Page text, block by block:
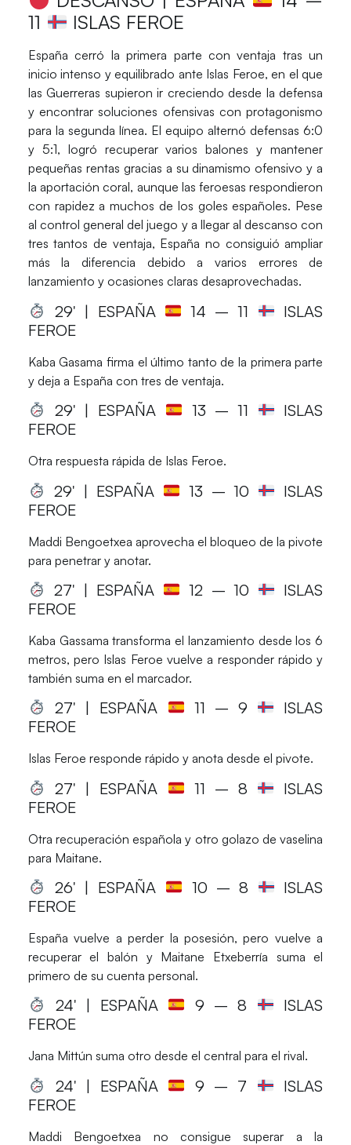
11
ISLAS FEROE
España cerró la primera parte con ventaja tras un
inicio intenso y equilibrado ante Islas Feroe, en el que
las Guerreras supieron ir creciendo desde la defensa
y encontrar soluciones ofensivas con protagonismo
para la segunda línea. El equipo alternó defensas 6:0
y 5:1, logró recuperar varios balones y mantener
pequeñas rentas gracias a su dinamismo ofensivo y a
la aportación coral, aunque las feroesas respondieron
con rapidez a muchos de los goles españoles. Pese
al control general del juego y a llegar al descanso con
tres tantos de ventaja, España no consiguió ampliar
más la diferencia debido a varios errores de
lanzamiento y ocasiones claras desaprovechadas.
29′ | ESPAÑA 14 – 11
ISLAS
FEROE
Kaba Gasama firma el último tanto de la primera parte
y deja a España con tres de ventaja.
29′ | ESPAÑA 13 – 11
ISLAS
FEROE
Otra respuesta rápida de Islas Feroe.
29′ | ESPAÑA 13 – 10
ISLAS
FEROE
Maddi Bengoetxea aprovecha el bloqueo de la pivote
para penetrar y anotar.
27′ | ESPAÑA 12 – 10
ISLAS
FEROE
Kaba Gassama transforma el lanzamiento desde los 6
metros, pero Islas Feroe vuelve a responder rápido y
también suma en el marcador.
27′ | ESPAÑA 11 – 9
ISLAS
FEROE
Islas Feroe responde rápido y anota desde el pivote.
27′ | ESPAÑA 11 – 8
ISLAS
FEROE
Otra recuperación española y otro golazo de vaselina
para Maitane.
26′ | ESPAÑA 10 – 8
ISLAS
FEROE
España vuelve a perder la posesión, pero vuelve a
recuperar el balón y Maitane Etxeberría suma el
primero de su cuenta personal.
24′ | ESPAÑA 9 – 8
ISLAS
FEROE
Jana Mittún suma otro desde el central para el rival.
24′ | ESPAÑA 9 – 7
ISLAS
FEROE
Maddi Bengoetxea no consigue superar a la